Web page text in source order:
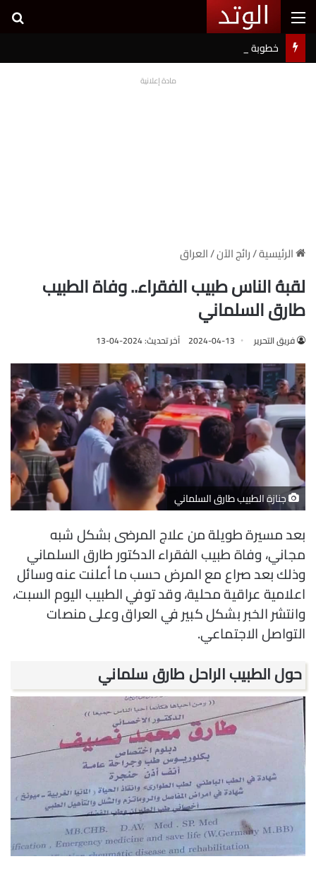
القائمة
مادة إعلانية
الرئيسية/رائج الآن/العراق
لقبهُ الناس طبيب الفقراء.. وفاة الطبيب
طارق السلماني
فريق التحرير 2024-04-13 آخر تحديث: 2024-04-13
جنازة الطبيب طارق السلماني
بعد مسيرة طويلة من علاج المرضى بشكل شبه
مجاني، وفاة طبيب الفقراء الدكتور طارق السلماني
وذلك بعد صراع مع المرض حسب ما أعلنت عنه وسائل
اعلامية عراقية محلية، وقد توفي الطبيب اليوم السبت،
وانتشر الخبر بشكل كبير في العراق وعلى منصات
التواصل الاجتماعي.
حول الطبيب الراحل طارق سلماني